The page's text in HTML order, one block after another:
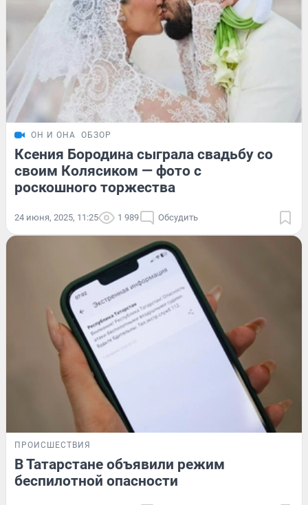
ОН И ОНА ОБЗОР
Ксения Бородина сыграла свадьбу со
своим Колясиком — фото с
роскошного торжества
24 июня, 2025, 11:25 1 989 Обсудить
ПРОИСШЕСТВИЯ
В Татарстане объявили режим
беспилотной опасности